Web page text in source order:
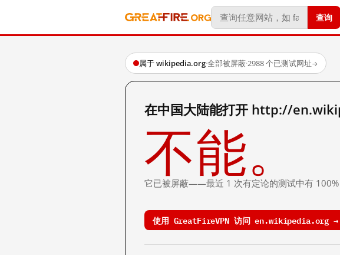
查询
属于 wikipedia.org·全部被屏蔽·2988 个已测试网址→
在中国大陆能打开 http://
不能。
它已被屏蔽——最近 1 次有定论的测试中有 100%
使用 GreatFireVPN 访问 en.wikipedia.org →